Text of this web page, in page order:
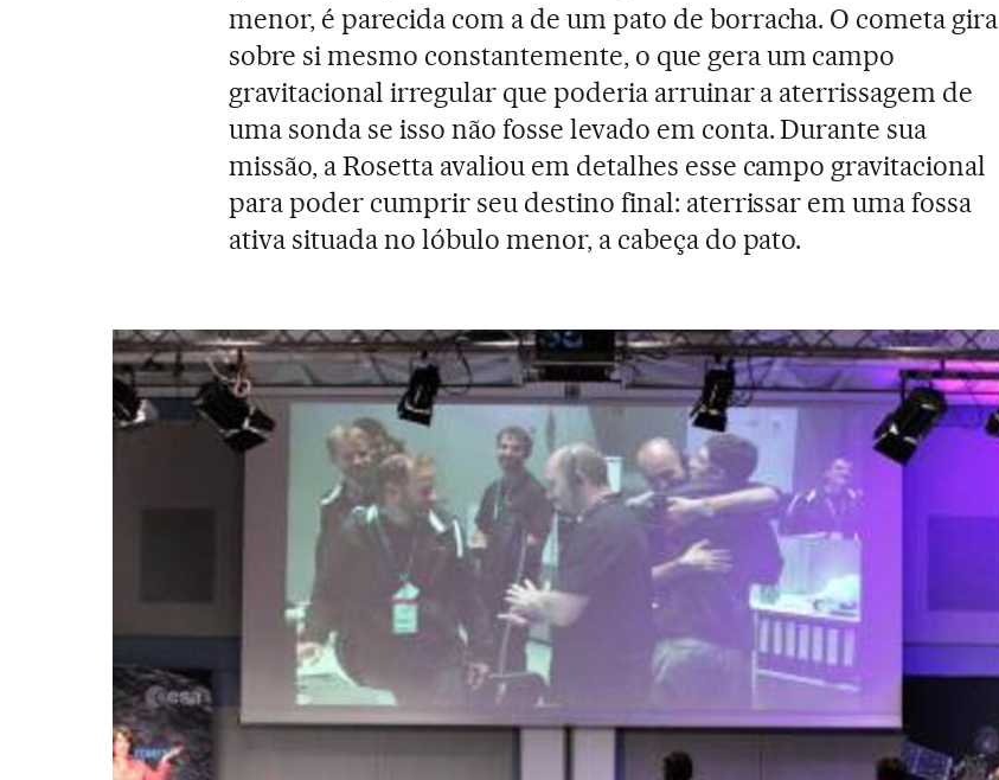
menor, é parecida com a de um pato de borracha. O cometa gira
sobre si mesmo constantemente, o que gera um campo
gravitacional irregular que poderia arruinar a aterrissagem de
uma sonda se isso não fosse levado em conta. Durante sua
missão, a Rosetta avaliou em detalhes esse campo gravitacional
para poder cumprir seu destino final: aterrissar em uma fossa
ativa situada no lóbulo menor, a cabeça do pato.